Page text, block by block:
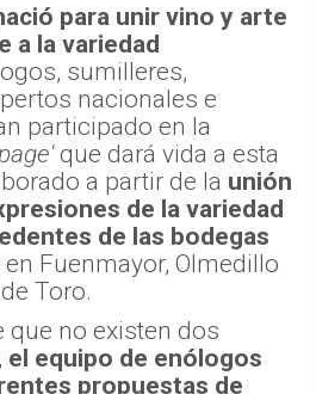
para unir vino y arte
a la variedad
sumilleres,
nacionales e
participado en la
que dará vida a esta
a partir de la unión
de la variedad
de las bodegas
en Fuenmayor, Olmedillo
Toro.
que no existen dos
el equipo de enólogos
propuestas de